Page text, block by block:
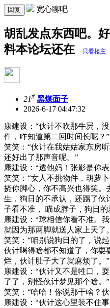
回复 宽心聊吧
胡乱发点东西吧。
料本论坛还在
只看楼主
21# 黑煤面子
2026-6-17 04:47:32
康建设：“伙计不吹那牛屄，
件，咋知道第二回时间长呢？”
笑笑：“伙计在我姑姑家东房
还好出了那声音呢。”
康建设：“透他妈！张影是你
笑笑：“女人不挑物件，胡萝
挠你脚心，你不高兴也得笑。
生，狗日的不承认，还踢了伙
子看不准， 瞄成脖子，狗日
康建设：“球相信你看不准。
就因为那两脚就送人家上天了
笑笑：“咱别说狗日的了，说
伙计喝得啥都不知道了，你耍
烂，伙计肚子大了就麻烦了。”
康建设：“伙计又不是牲口，
了了，别怪伙计梦见那个啥。”
笑笑：“哈哈！你说那干啥？
康建设：“伙计这心里装不住